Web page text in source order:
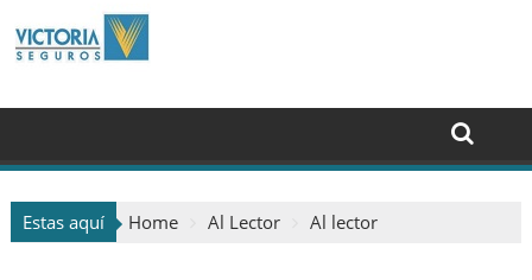
Estas aquí Home Al Lector Al lector